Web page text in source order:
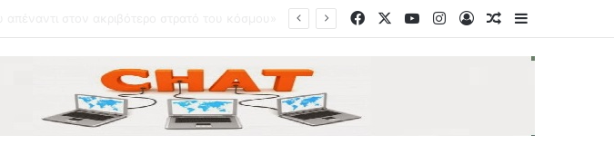
FacebookYouTubeInstagram
Log InRandom Article
Sidebar